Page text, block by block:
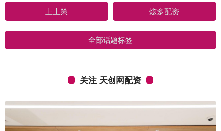
上上策 炫多配资
全部话题标签
关注 天创网配资